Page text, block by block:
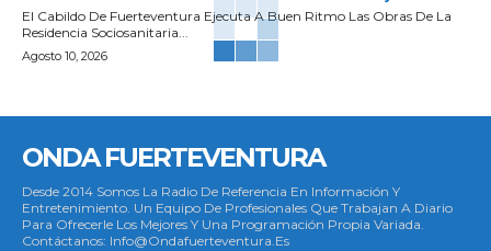
El Cabildo De Fuerteventura Ejecuta A Buen Ritmo Las Obras De La
Residencia Sociosanitaria...
Agosto 10, 2026
ONDA FUERTEVENTURA
Desde 2014 Somos La Radio De Referencia En Información Y
Entretenimiento. Un Equipo De Profesionales Que Trabajan A Diario
Para Ofrecerle Los Mejores Y Una Programación Propia Variada.
Contáctanos: Info@ondafuerteventura.es